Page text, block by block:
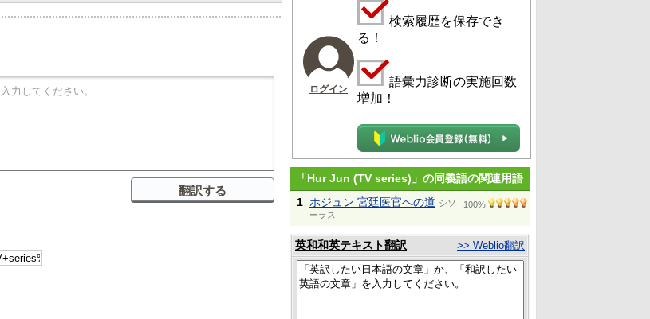
ログイン
検索履歴を保存でき
る！
語彙力診断の実施回数
増加！
「Hur Jun (TV series)」の同義語の関連用語
1 ホジュン 宮廷医官への道 シソ
ーラス
100%
英和和英テキスト翻訳 >> Weblio翻訳